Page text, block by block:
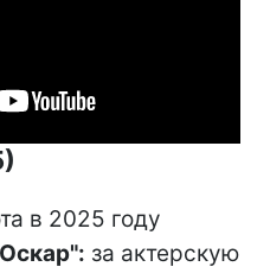
в 2025 году
за актерскую